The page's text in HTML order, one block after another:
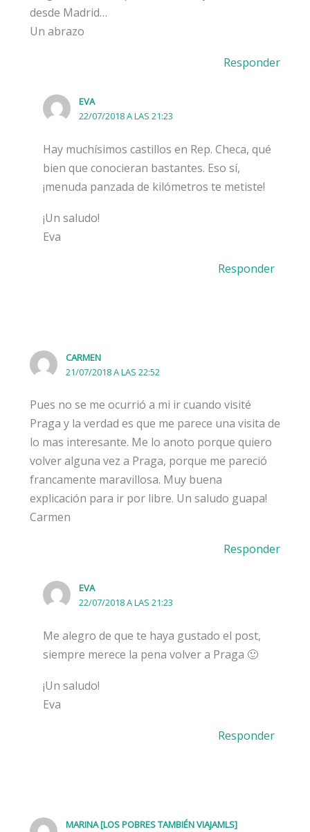
desde Madrid…
Un abrazo
Responder
EVA
22/07/2018 A LAS 21:23
Hay muchísimos castillos en Rep. Checa, qué
bien que conocieran bastantes. Eso sí,
¡menuda panzada de kilómetros te metiste!
¡Un saludo!
Eva
Responder
CARMEN
21/07/2018 A LAS 22:52
Pues no se me ocurrió a mi ir cuando visité
Praga y la verdad es que me parece una visita de
lo mas interesante. Me lo anoto porque quiero
volver alguna vez a Praga, porque me pareció
francamente maravillosa. Muy buena
explicación para ir por libre. Un saludo guapa!
Carmen
Responder
EVA
22/07/2018 A LAS 21:23
Me alegro de que te haya gustado el post,
siempre merece la pena volver a Praga 🙂
¡Un saludo!
Eva
Responder
MARINA [LOS POBRES TAMBIÉN VIAJAMLS]